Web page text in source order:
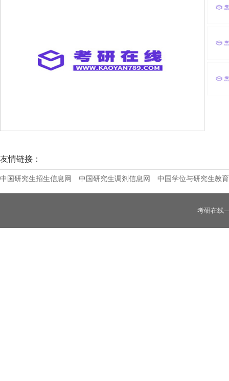
友情链接：
中国研究生招生信息网 中国研究生调剂信息网 中国学位与研究生教
考研在线